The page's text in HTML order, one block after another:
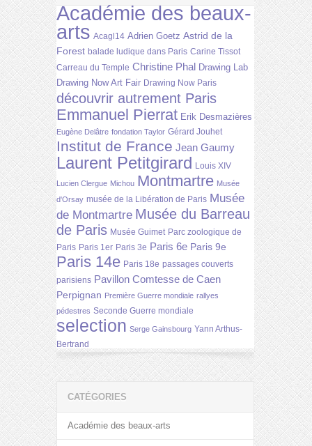
Académie des beaux-
arts Acagl14 Adrien Goetz Astrid de la
Forest balade ludique dans Paris Carine Tissot
Carreau du Temple Christine Phal Drawing Lab
Drawing Now Art Fair Drawing Now Paris
découvrir autrement Paris
Emmanuel Pierrat Erik Desmazières
Eugène Delâtre fondation Taylor Gérard Jouhet
Institut de France Jean Gaumy
Laurent Petitgirard Louis XIV
Lucien Clergue Michou Montmartre Musée
d'Orsay musée de la Libération de Paris Musée
de Montmartre Musée du Barreau
de Paris Musée Guimet Parc zoologique de
Paris Paris 1er Paris 3e Paris 6e Paris 9e
Paris 14e Paris 18e passages couverts
parisiens Pavillon Comtesse de Caen
Perpignan Première Guerre mondiale rallyes
pédestres Seconde Guerre mondiale
selection Serge Gainsbourg Yann Arthus-
Bertrand
CATÉGORIES
Académie des beaux-arts